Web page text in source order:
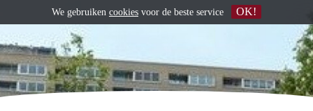
We gebruiken cookies voor de beste service OK!